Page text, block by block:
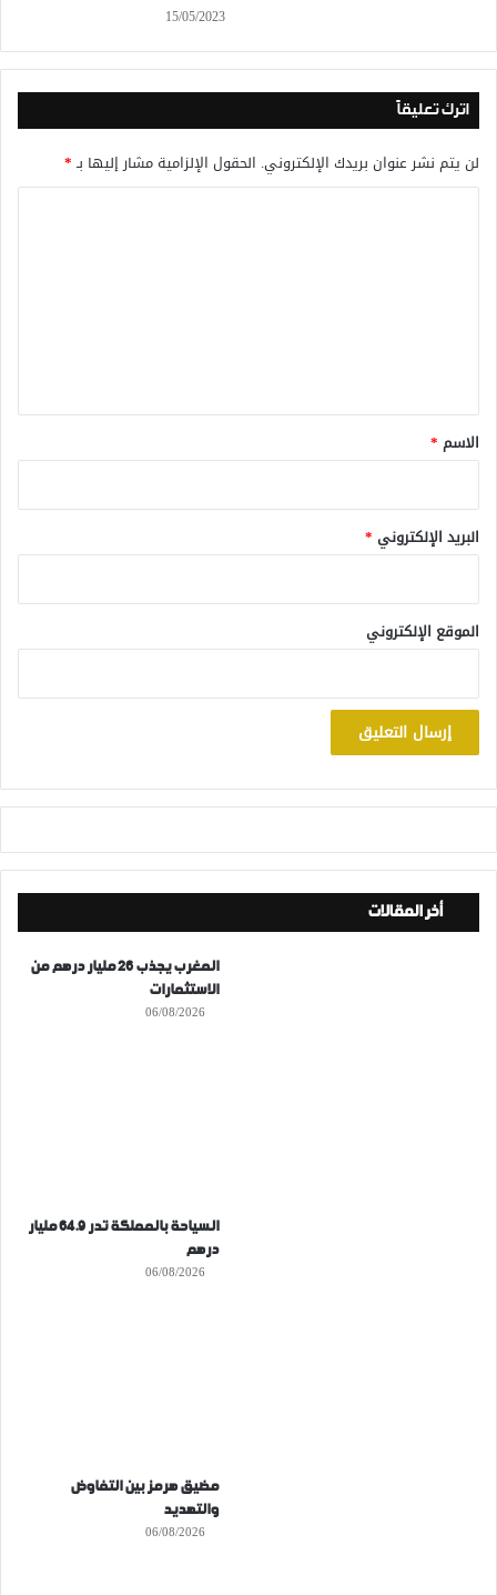
15/05/2023
اترك تعليقاً
لن يتم نشر عنوان بريدك الإلكتروني. الحقول الإلزامية مشار إليها بـ*
*
الاسم *
البريد الإلكتروني *
الموقع الإلكتروني
أخر المقالات
المغرب يجذب 26 مليار درهم من
الاستثمارات
06/08/2026
السياحة بالمملكة تدر 64.9 مليار
درهم
06/08/2026
مضيق هرمز بين التفاوض
والتهديد
06/08/2026